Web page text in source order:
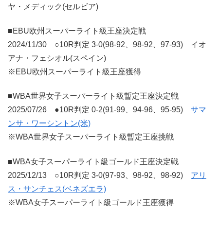
ヤ・メディック(セルビア)
■EBU欧州スーパーライト級王座決定戦
2024/11/30 ○10R判定 3-0(98-92、98-92、97-93) イオ
アナ・フェシオル(スペイン)
※EBU欧州スーパーライト級王座獲得
■WBA世界女子スーパーライト級暫定王座決定戦
2025/07/26 ●10R判定 0-2(91-99、94-96、95-95) サマ
ンサ・ワーシントン(米)
※WBA世界女子スーパーライト級暫定王座挑戦
■WBA女子スーパーライト級ゴールド王座決定戦
2025/12/13 ○10R判定 3-0(97-93、98-92、98-92) アリ
ス・サンチェス(ベネズエラ)
※WBA女子スーパーライト級ゴールド王座獲得